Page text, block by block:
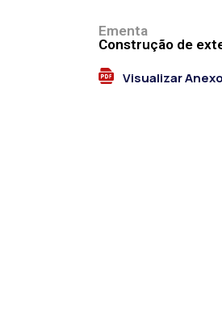
Ementa
Construção de
Visualizar